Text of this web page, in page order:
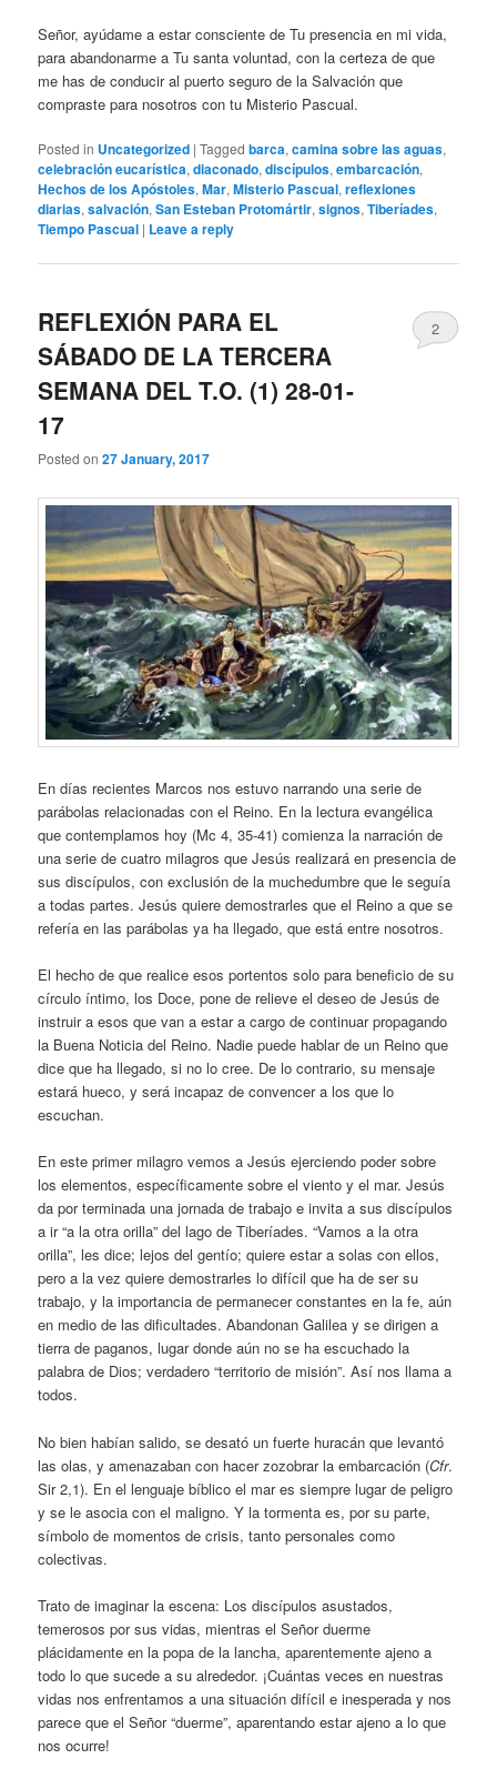
Señor, ayúdame a estar consciente de Tu presencia en mi vida,
para abandonarme a Tu santa voluntad, con la certeza de que
me has de conducir al puerto seguro de la Salvación que
compraste para nosotros con tu Misterio Pascual.
Posted in Uncategorized |Tagged barca,camina sobre las aguas,
celebración eucarística,diaconado,discípulos,embarcación,
Hechos de los Apóstoles,Mar,Misterio Pascual,reflexiones
diarias,salvación,San Esteban Protomártir,signos,Tiberíades,
Tiempo Pascual | Leave a reply
REFLEXIÓN PARA EL
SÁBADO DE LA TERCERA
SEMANA DEL T.O. (1) 28-01-
17
Posted on27 January, 2017
2
En días recientes Marcos nos estuvo narrando una serie de
parábolas relacionadas con el Reino. En la lectura evangélica
que contemplamos hoy (Mc 4, 35-41) comienza la narración de
una serie de cuatro milagros que Jesús realizará en presencia de
sus discípulos, con exclusión de la muchedumbre que le seguía
a todas partes. Jesús quiere demostrarles que el Reino a que se
refería en las parábolas ya ha llegado, que está entre nosotros.
El hecho de que realice esos portentos solo para beneficio de su
círculo íntimo, los Doce, pone de relieve el deseo de Jesús de
instruir a esos que van a estar a cargo de continuar propagando
la Buena Noticia del Reino. Nadie puede hablar de un Reino que
dice que ha llegado, si no lo cree. De lo contrario, su mensaje
estará hueco, y será incapaz de convencer a los que lo
escuchan.
En este primer milagro vemos a Jesús ejerciendo poder sobre
los elementos, específicamente sobre el viento y el mar. Jesús
da por terminada una jornada de trabajo e invita a sus discípulos
a ir “a la otra orilla” del lago de Tiberíades. “Vamos a la otra
orilla”, les dice; lejos del gentío; quiere estar a solas con ellos,
pero a la vez quiere demostrarles lo difícil que ha de ser su
trabajo, y la importancia de permanecer constantes en la fe, aún
en medio de las dificultades. Abandonan Galilea y se dirigen a
tierra de paganos, lugar donde aún no se ha escuchado la
palabra de Dios; verdadero “territorio de misión”. Así nos llama a
todos.
No bien habían salido, se desató un fuerte huracán que levantó
las olas, y amenazaban con hacer zozobrar la embarcación (Cfr.
Sir 2,1). En el lenguaje bíblico el mar es siempre lugar de peligro
y se le asocia con el maligno. Y la tormenta es, por su parte,
símbolo de momentos de crisis, tanto personales como
colectivas.
Trato de imaginar la escena: Los discípulos asustados,
temerosos por sus vidas, mientras el Señor duerme
plácidamente en la popa de la lancha, aparentemente ajeno a
todo lo que sucede a su alrededor. ¡Cuántas veces en nuestras
vidas nos enfrentamos a una situación difícil e inesperada y nos
parece que el Señor “duerme”, aparentando estar ajeno a lo que
nos ocurre!